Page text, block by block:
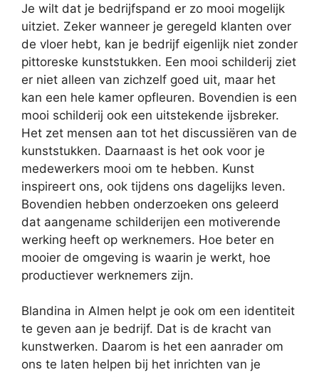
Je wilt dat je bedrijfspand er zo mooi mogelijk
uitziet. Zeker wanneer je geregeld klanten over
de vloer hebt, kan je bedrijf eigenlijk niet zonder
pittoreske kunststukken. Een mooi schilderij ziet
er niet alleen van zichzelf goed uit, maar het
kan een hele kamer opfleuren. Bovendien is een
mooi schilderij ook een uitstekende ijsbreker.
Het zet mensen aan tot het discussiëren van de
kunststukken. Daarnaast is het ook voor je
medewerkers mooi om te hebben. Kunst
inspireert ons, ook tijdens ons dagelijks leven.
Bovendien hebben onderzoeken ons geleerd
dat aangename schilderijen een motiverende
werking heeft op werknemers. Hoe beter en
mooier de omgeving is waarin je werkt, hoe
productiever werknemers zijn.
Blandina in Almen helpt je ook om een identiteit
te geven aan je bedrijf. Dat is de kracht van
kunstwerken. Daarom is het een aanrader om
ons te laten helpen bij het inrichten van je